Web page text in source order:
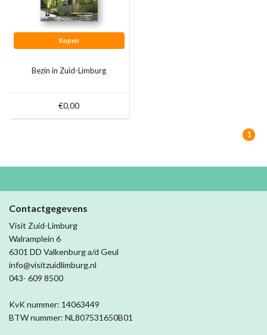
Kopen
Bezin in Zuid-Limburg
€0,00
1
Contactgegevens
Visit Zuid-Limburg
Walramplein 6
6301 DD Valkenburg a/d Geul
info@visitzuidlimburg.nl
043- 609 8500
KvK nummer: 14063449
BTW nummer: NL807531650B01